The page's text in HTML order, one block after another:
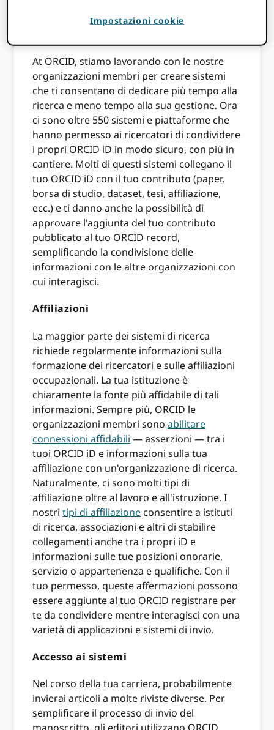
manualmente le stesse informazioni a più
At ORCID, stiamo lavorando con le nostre
organizzazioni membri per creare sistemi
che ti consentano di dedicare più tempo alla
ricerca e meno tempo alla sua gestione. Ora
ci sono oltre 550 sistemi e piattaforme che
hanno permesso ai ricercatori di condividere
i propri ORCID iD in modo sicuro, con più in
cantiere. Molti di questi sistemi collegano il
tuo ORCID iD con il tuo contributo (paper,
borsa di studio, dataset, tesi, affiliazione,
ecc.) e ti danno anche la possibilità di
approvare l'aggiunta del tuo contributo
pubblicato al tuo ORCID record,
semplificando la condivisione delle
informazioni con le altre organizzazioni con
cui interagisci.
Affiliazioni
La maggior parte dei sistemi di ricerca
richiede regolarmente informazioni sulla
formazione dei ricercatori e sulle affiliazioni
occupazionali. La tua istituzione è
chiaramente la fonte più affidabile di tali
informazioni. Sempre più, ORCID le
organizzazioni membri sonoabilitare
connessioni affidabili — asserzioni — tra i
tuoi ORCID iD e informazioni sulla tua
affiliazione con un'organizzazione di ricerca.
Naturalmente, ci sono molti tipi di
affiliazione oltre al lavoro e all'istruzione. I
nostritipi di affiliazione consentire a istituti
di ricerca, associazioni e altri di stabilire
collegamenti anche tra i propri iD e
informazioni sulle tue posizioni onorarie,
servizio o appartenenza e qualifiche. Con il
tuo permesso, queste affermazioni possono
essere aggiunte al tuo ORCID registrare per
te da condividere mentre interagisci con una
varietà di applicazioni e sistemi di invio.
Accesso ai sistemi
Nel corso della tua carriera, probabilmente
invierai articoli a molte riviste diverse. Per
semplificare il processo di invio del
Impostazioni cookie